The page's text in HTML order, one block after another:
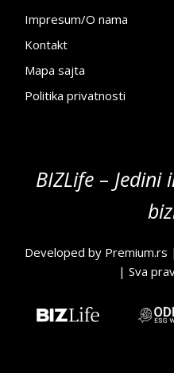
Impresum/O nama
Kontakt
Mapa sajta
Politika privatnosti
BIZLife –
Developed by Premium.rs
| Sva